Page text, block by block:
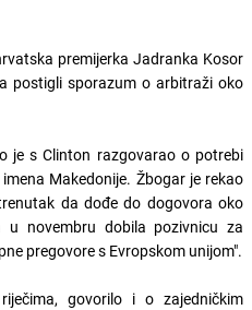
premijerka Jadranka Kosor
postigli sporazum o arbitraži oko
je s Clinton razgovarao o potrebi
Makedonije. Žbogar je rekao
da dođe do dogovora oko
u novembru dobila pozivnicu za
pregovore s Evropskom unijom".
govorilo i o zajedničkim